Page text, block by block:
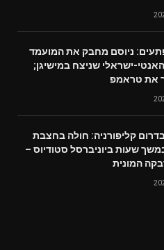
ניוסם מחבק את המועמד
ישראלי שניצח במישיגן;
את טראמפ
קליפורניה: חולה בחצבת
שעות ביוניברסל סטודיוס –
המונית